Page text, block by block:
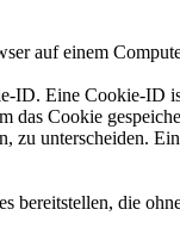
auf einem
Eine Cookie-ID
Cookie
unterscheiden.
bereitstellen, die